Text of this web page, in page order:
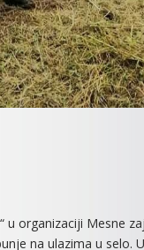
organizaciji Mesne
na ulazima u selo.